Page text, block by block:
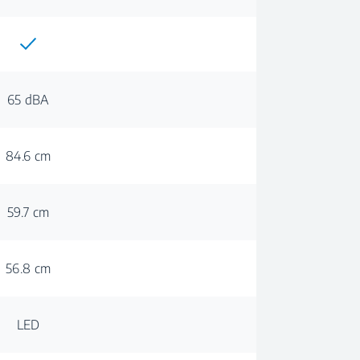
65 dBA
84.6 cm
59.7 cm
56.8 cm
LED